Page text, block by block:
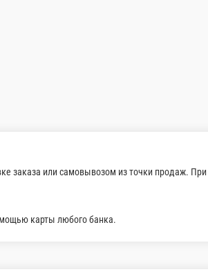
заказа или самовывозом из точки продаж.
карты любого банка.